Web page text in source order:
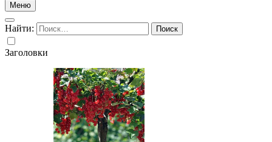
Меню
Найти:
Заголовки